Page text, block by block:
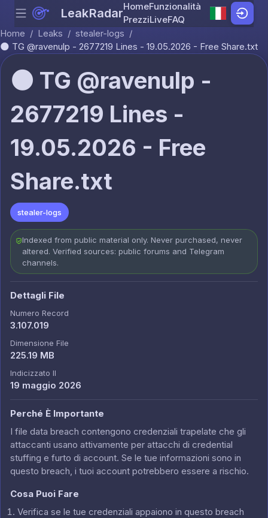
Skip to content
Menu LeakRadarHomeFunzionalità
PrezziLiveFAQ
Home / Leaks / stealer-logs /
🌑 TG @ravenulp - 2677219 Lines - 19.05.2026 - Free Share.txt
🌑 TG @ravenulp -
2677219 Lines -
19.05.2026 - Free
Share.txt
stealer-logs
Indexed from public material only. Never purchased, never
altered. Verified sources: public forums and Telegram
channels.
Dettagli File
Numero Record
3.107.019
Dimensione File
225.19 MB
Indicizzato Il
19 maggio 2026
Perché È Importante
I file data breach contengono credenziali trapelate che gli
attaccanti usano attivamente per attacchi di credential
stuffing e furto di account. Se le tue informazioni sono in
questo breach, i tuoi account potrebbero essere a rischio.
Cosa Puoi Fare
Verifica se le tue credenziali appaiono in questo breach